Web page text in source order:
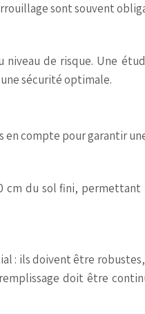
sont souvent
de risque. Une
sécurité optimale.
en compte pour garantir
du sol fini, permettant
: ils doivent être
doit être